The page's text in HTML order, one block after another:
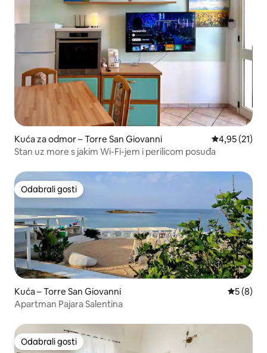
Kuća za odmor – Torre San Giovanni Prosječna
4,95 (21)
Stan uz more s jakim Wi-Fi-jem i perilicom posuđa
Odabrali gosti
Odabrali gosti
Kuća – Torre San Giovanni
5 (8)
Apartman Pajara Salentina
Odabrali gosti
Odabrali gosti